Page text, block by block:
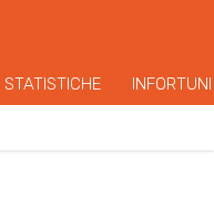
STATISTICHE INFORTUNI